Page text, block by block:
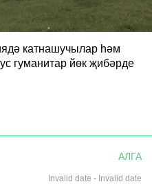
катнашучылар һәм
гуманитар йөк җибәрде
АЛГА
Invalid date - Invalid date